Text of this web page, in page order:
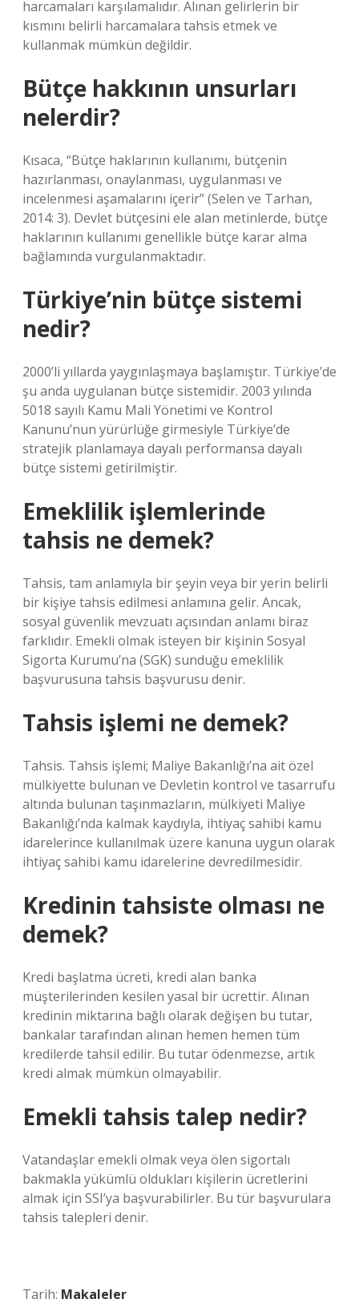
harcamaları karşılamalıdır. Alınan gelirlerin bir
kısmını belirli harcamalara tahsis etmek ve
kullanmak mümkün değildir.
Bütçe hakkının unsurları
nelerdir?
Kısaca, “Bütçe haklarının kullanımı, bütçenin
hazırlanması, onaylanması, uygulanması ve
incelenmesi aşamalarını içerir” (Selen ve Tarhan,
2014: 3). Devlet bütçesini ele alan metinlerde, bütçe
haklarının kullanımı genellikle bütçe karar alma
bağlamında vurgulanmaktadır.
Türkiye’nin bütçe sistemi
nedir?
2000’li yıllarda yaygınlaşmaya başlamıştır. Türkiye’de
şu anda uygulanan bütçe sistemidir. 2003 yılında
5018 sayılı Kamu Mali Yönetimi ve Kontrol
Kanunu’nun yürürlüğe girmesiyle Türkiye’de
stratejik planlamaya dayalı performansa dayalı
bütçe sistemi getirilmiştir.
Emeklilik işlemlerinde
tahsis ne demek?
Tahsis, tam anlamıyla bir şeyin veya bir yerin belirli
bir kişiye tahsis edilmesi anlamına gelir. Ancak,
sosyal güvenlik mevzuatı açısından anlamı biraz
farklıdır. Emekli olmak isteyen bir kişinin Sosyal
Sigorta Kurumu’na (SGK) sunduğu emeklilik
başvurusuna tahsis başvurusu denir.
Tahsis işlemi ne demek?
Tahsis. Tahsis işlemi; Maliye Bakanlığı’na ait özel
mülkiyette bulunan ve Devletin kontrol ve tasarrufu
altında bulunan taşınmazların, mülkiyeti Maliye
Bakanlığı’nda kalmak kaydıyla, ihtiyaç sahibi kamu
idarelerince kullanılmak üzere kanuna uygun olarak
ihtiyaç sahibi kamu idarelerine devredilmesidir.
Kredinin tahsiste olması ne
demek?
Kredi başlatma ücreti, kredi alan banka
müşterilerinden kesilen yasal bir ücrettir. Alınan
kredinin miktarına bağlı olarak değişen bu tutar,
bankalar tarafından alınan hemen hemen tüm
kredilerde tahsil edilir. Bu tutar ödenmezse, artık
kredi almak mümkün olmayabilir.
Emekli tahsis talep nedir?
Vatandaşlar emekli olmak veya ölen sigortalı
bakmakla yükümlü oldukları kişilerin ücretlerini
almak için SSI’ya başvurabilirler. Bu tür başvurulara
tahsis talepleri denir.
Tarih: Makaleler